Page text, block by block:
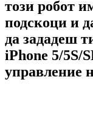
този робот
подскоци и
да зададеш
iPhone 5/5S/
управление